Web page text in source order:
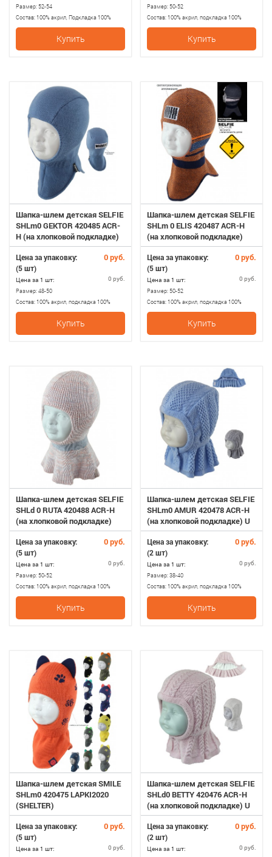
Размер:52-54
Состав:100% акрил, Подкладка 100%
хлопок, мембрана ветрозащитная
Купить
Размер:50-52
Состав:100% акрил, подкладка 100%
хлопопок чесаный
Купить
Шапка-шлем детская SELFIE
SHLm0 GEKTOR 420485 ACR-
H (на хлопковой подкладке)
Цена за упаковку: 0 руб.
(5 шт)
Цена за 1 шт: 0 руб.
Размер:48-50
Состав:100% акрил, подкладка 100%
хлопопок
Купить
Шапка-шлем детская SELFIE
SHLm 0 ELIS 420487 ACR-H
(на хлопковой подкладке)
Цена за упаковку: 0 руб.
(5 шт)
Цена за 1 шт: 0 руб.
Размер:50-52
Состав:100% акрил, подкладка 100%
хлопопок
Купить
Шапка-шлем детская SELFIE
SHLd 0 RUTA 420488 ACR-H
(на хлопковой подкладке)
Цена за упаковку: 0 руб.
(5 шт)
Цена за 1 шт: 0 руб.
Размер:50-52
Состав:100% акрил, подкладка 100%
хлопопок
Купить
Шапка-шлем детская SELFIE
SHLm0 AMUR 420478 ACR-H
(на хлопковой подкладке) U
Цена за упаковку: 0 руб.
(2 шт)
Цена за 1 шт: 0 руб.
Размер:38-40
Состав:100% акрил, подкладка 100%
хлопопок
Купить
Шапка-шлем детская SMILE
SHLm0 420475 LAPKI2020
(SHELTER)
Цена за упаковку: 0 руб.
(5 шт)
Цена за 1 шт: 0 руб.
Шапка-шлем детская SELFIE
SHLd0 BETTY 420476 ACR-H
(на хлопковой подкладке) U
Цена за упаковку: 0 руб.
(2 шт)
Цена за 1 шт: 0 руб.